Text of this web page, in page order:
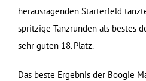
herausragenden Starterfeld
spritzige Tanzrunden als bestes
sehr guten 18. Platz.
Das beste Ergebnis der Boogie